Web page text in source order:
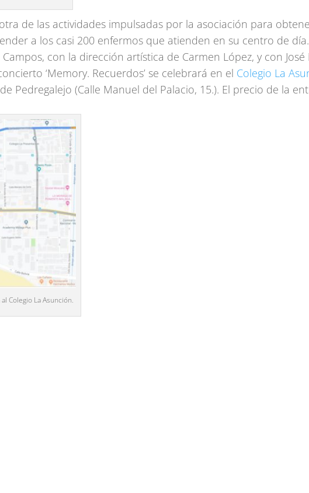
de las actividades impulsadas por la asociación para
a los casi 200 enfermos que atienden en su centro de
con la dirección artística de Carmen López, y con
‘Memory. Recuerdos’ se celebrará en el Colegio La
Pedregalejo (Calle Manuel del Palacio, 15.). El precio de la
Colegio La Asunción.